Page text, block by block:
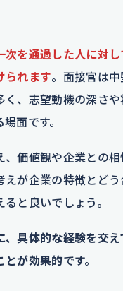
次を通過した人に対
られます。面接官は
く、志望動機の深さや
面です。
、価値観や企業との
えが企業の特徴とどう
と良いでしょう。
、具体的な経験を交え
とが効果的です。